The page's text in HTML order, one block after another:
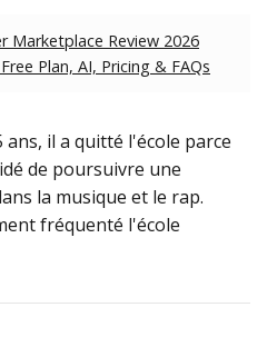
Marketplace Review 2026
Plan, AI, Pricing & FAQs
il a quitté l'école parce
de poursuivre une
la musique et le rap.
fréquenté l'école